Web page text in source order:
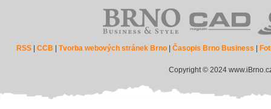
RSS |CCB |Tvorba webových stránek Brno |Časopis Brno Business
Copyright © 2024